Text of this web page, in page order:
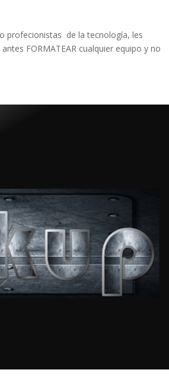
profecionistas de la tecnología, les
FORMATEAR cualquier equipo y no